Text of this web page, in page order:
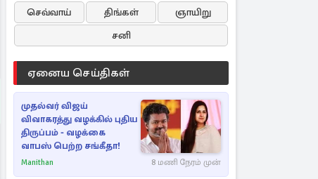
செவ்வாய்
திங்கள்
ஞாயிறு
சனி
ஏனைய செய்திகள்
முதல்வர் விஜய்
விவாகரத்து வழக்கில் புதிய
திருப்பம் - வழக்கை
வாபஸ் பெற்ற சங்கீதா!
Manithan 8 மணி நேரம் முன்